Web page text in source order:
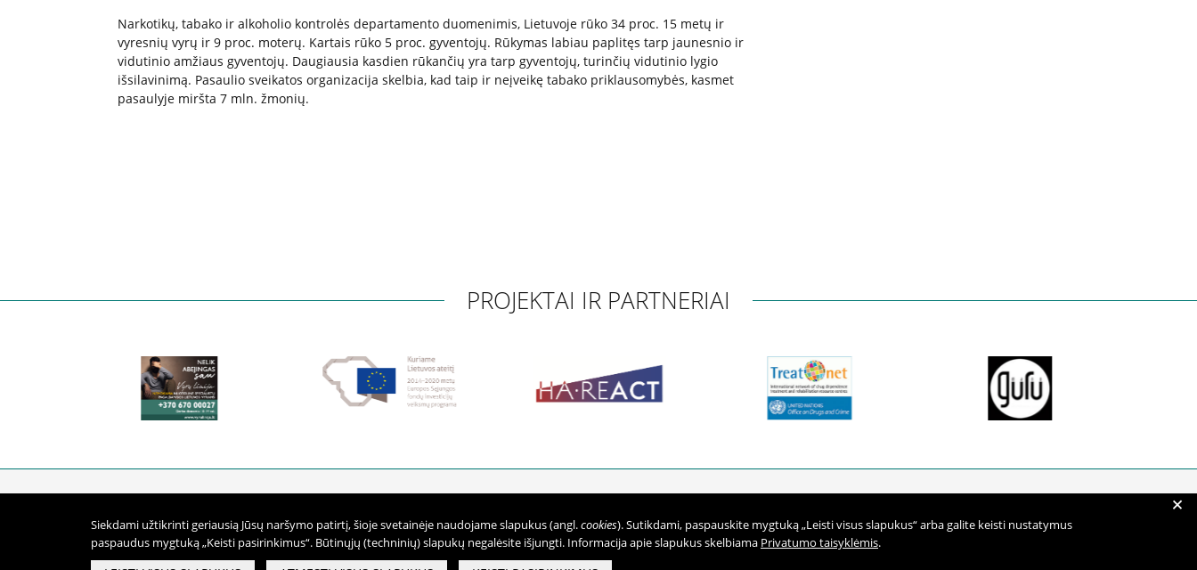
Narkotikų, tabako ir alkoholio kontrolės departamento duomenimis, Lietuvoje rūko 34 proc. 15 metų ir
vyresnių vyrų ir 9 proc. moterų. Kartais rūko 5 proc. gyventojų. Rūkymas labiau paplitęs tarp jaunesnio ir
vidutinio amžiaus gyventojų. Daugiausia kasdien rūkančių yra tarp gyventojų, turinčių vidutinio lygio
išsilavinimą. Pasaulio sveikatos organizacija skelbia, kad taip ir neįveikę tabako priklausomybės, kasmet
pasaulyje miršta 7 mln. žmonių.
PROJEKTAI IR PARTNERIAI
Biudžetinė įstaiga
Duomenys saugomi Juridinių asmenų registre
Faksas:0 5 216 0019
Užsisakyti naujienlaiškį
+
Siekdami užtikrinti geriausią Jūsų naršymo patirtį, šioje svetainėje naudojame slapukus (angl.cookies). Sutikdami, paspauskite mygtuką „Leisti visus slapukus“ arba galite keisti nustatymus
paspaudus mygtuką „Keisti pasirinkimus“. Būtinųjų (techninių) slapukų negalėsite išjungti. Informacija apie slapukus skelbiama Privatumo taisyklėmis.